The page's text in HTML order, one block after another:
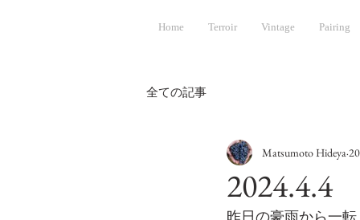
Home Terroir Vintage Pairing
全ての記事
Matsumoto Hideya